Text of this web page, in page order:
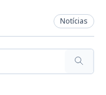
Notícias